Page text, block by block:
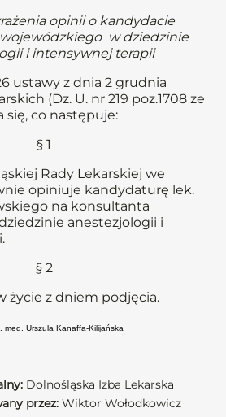
opinii o kandydacie
w dziedzinie
i intensywnej terapii
ustawy z dnia 2 grudnia
(Dz. U. nr 219 poz.1708 ze
się, co następuje:
§ 1
Rady Lekarskiej we
opiniuje kandydaturę lek.
na konsultanta
anestezjologii i
§ 2
życie z dniem podjęcia.
Urszula Kanaffa-Kilijańska
Dolnośląska Izba Lekarska
przez: Wiktor Wołodkowicz